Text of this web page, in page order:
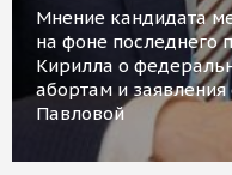
Мнение кандидата
на фоне последнего
Кирилла о
абортам и
Павловой